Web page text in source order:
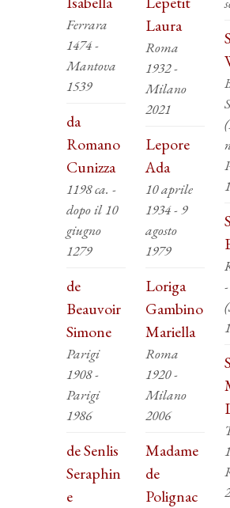
Ferrara
1474 -
Mantova
1539
da
Romano
Cunizza
1198 ca. -
dopo il 10
giugno
1279
de
Beauvoir
Simone
Parigi
1908 -
Parigi
1986
de Senlis
Seraphin
e
Laura
Roma
1932 -
Milano
2021
Lepore
Ada
10 aprile
1934 - 9
agosto
1979
Loriga
Gambino
Mariella
Roma
1920 -
Milano
2006
Madame
de
Polignac